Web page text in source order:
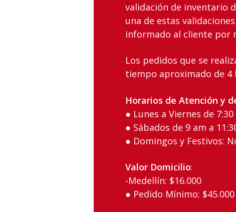
validación de inventario
una de estas
informado al cliente por
Los‌ ‌pedidos‌ ‌que‌ ‌se‌
tiempo aproximado ‌de‌ ‌4
Horarios‌ ‌de‌ ‌Atención‌ ‌y‌
● Lunes‌ ‌a‌ ‌Viernes‌ ‌de‌ ‌7:30‌
● Sábados‌ ‌de‌ ‌9 am‌ ‌a‌
● Domingos‌ ‌y‌ ‌Festivos:‌
Valor‌ ‌Domicilio:‌
-Medellín:‌ ‌$16.000‌ ‌ ‌
● Pedido‌ ‌Mínimo:‌ ‌$45.000‌